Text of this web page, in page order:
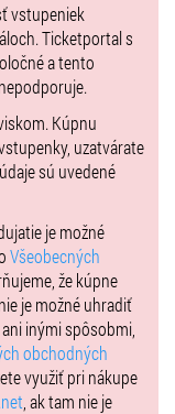
pre
s dozorom a
môže začať :-) !
vstupeniek
Ticketportal s
a tento
Kúpnu
uzatvárate
sú uvedené
je možné
Všeobecných
že kúpne
je možné uhradiť
inými spôsobmi,
obchodných
využiť pri nákupe
, ak tam nie je